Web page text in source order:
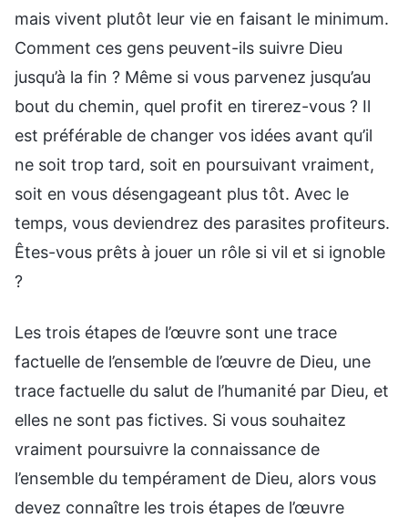
mais vivent plutôt leur vie en faisant le minimum.
Comment ces gens peuvent-ils suivre Dieu
jusqu’à la fin ? Même si vous parvenez jusqu’au
bout du chemin, quel profit en tirerez-vous ? Il
est préférable de changer vos idées avant qu’il
ne soit trop tard, soit en poursuivant vraiment,
soit en vous désengageant plus tôt. Avec le
temps, vous deviendrez des parasites profiteurs.
Êtes-vous prêts à jouer un rôle si vil et si ignoble
?
Les trois étapes de l’œuvre sont une trace
factuelle de l’ensemble de l’œuvre de Dieu, une
trace factuelle du salut de l’humanité par Dieu, et
elles ne sont pas fictives. Si vous souhaitez
vraiment poursuivre la connaissance de
l’ensemble du tempérament de Dieu, alors vous
devez connaître les trois étapes de l’œuvre